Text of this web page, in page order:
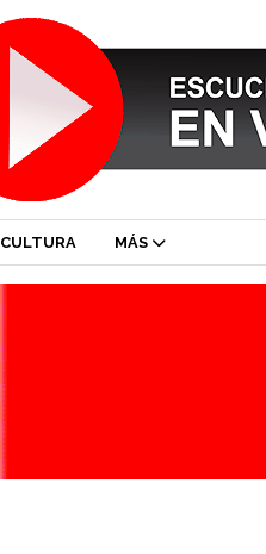
CULTURA MÁS